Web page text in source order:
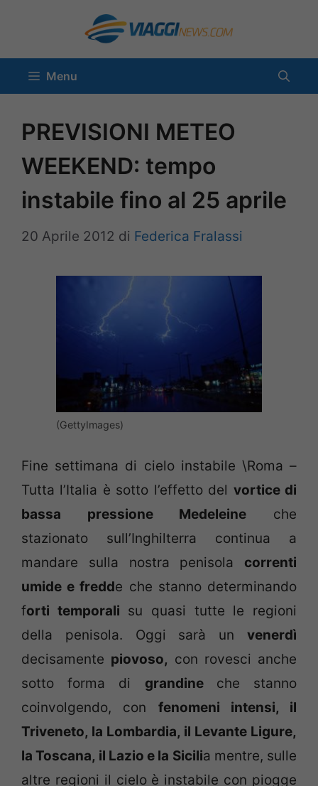
contenuto
Menu
PREVISIONI METEO
WEEKEND: tempo
instabile fino al 25 aprile
20 Aprile 2012 di Federica Fralassi
(GettyImages)
Fine settimana di cielo instabile \Roma –
Tutta l’Italia è sotto l’effetto del vortice di
bassa pressione Medeleine che
stazionato sull’Inghilterra continua a
mandare sulla nostra penisola correnti
umide e fredde che stanno determinando
forti temporali su quasi tutte le regioni
della penisola. Oggi sarà un venerdì
decisamente piovoso, con rovesci anche
sotto forma di grandine che stanno
coinvolgendo, con fenomeni intensi, il
Triveneto, la Lombardia, il Levante Ligure,
la Toscana, il Lazio e la Sicilia mentre, sulle
altre regioni il cielo è instabile con piogge